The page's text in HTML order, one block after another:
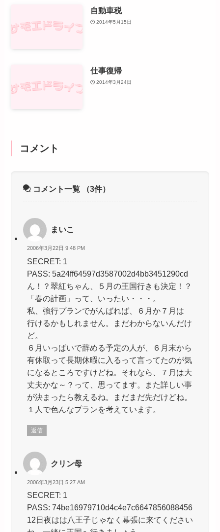
自動車税
2014年5月15日
仕事復帰
2014年3月24日
コメント
コメント一覧 （3件）
まいこ
2006年3月22日 9:48 PM
SECRET: 1
PASS: 5a24ff64597d3587002d4bb3451290cd
ん！？翠紅ちゃん、５月の王国行きも決定！？
「春の計画」って、いったい・・・。
私、強行プランでがんばれば、６月か７月は
行けるかもしれません。まだわからないんだけ
ど。
６月いっぱいで辞める予定の人が、６月末から
有休取って長期休暇に入るって言ってたのが気
になるところですけどね。それなら、７月は大
丈夫かな～？って、思ってます。また詳しい事
が決まったら教えるね。まだまだ先だけどね。
１人で色んなプランを考えています。
返信
クリン母
2006年3月23日 5:27 AM
SECRET: 1
PASS: 74be16979710d4c4e7c6647856088456
12日夜はは八王子じゃなく幕張に来てください